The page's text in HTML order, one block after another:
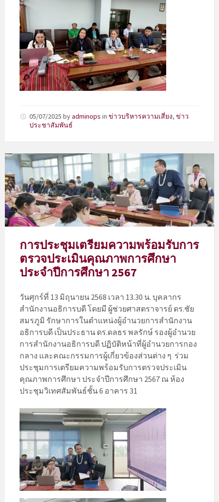
05/07/2025 byadminops in ข่าวบริหารความเสี่ยง, ข่าว
ประชาสัมพันธ์
การประชุมเตรียมความพร้อมรับการ
ตรวจประเมินคุณภาพการศึกษา
ประจำปีการศึกษา 2567
วันศุกร์ที่ 13 มิถุนายน 2568 เวลา 13.30 น. บุคลากร
สำนักงานอธิการบดี โดยมี ผู้ช่วยศาสตราจารย์ ดร.ชัย
สมรภูมิ รักษาการในตำแหน่งผู้อำนวยการสำนักงาน
อธิการบดี เป็นประธาน ดร.ดลธร พลรักษ์ รองผู้อำนวย
การสำนักงานอธิการบดี ปฏิบัติหน้าที่ผู้อำนวยการกอง
กลาง และคณะกรรมการผู้เกี่ยวข้องส่วนต่าง ๆ ร่วม
ประชุมการเตรียมความพร้อมรับการตรวจประเมิน
คุณภาพการศึกษา ประจำปีการศึกษา 2567 ณ ห้อง
ประชุมวิเทศสัมพันธ์ชั้น 6 อาคาร 31